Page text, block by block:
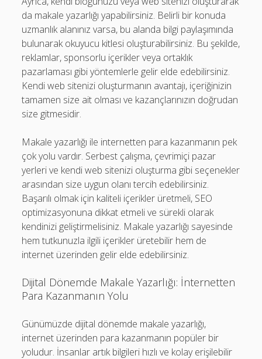
da makale yazarlığı yapabilirsiniz. Belirli bir konuda
uzmanlık alanınız varsa, bu alanda bilgi paylaşımında
bulunarak okuyucu kitlesi oluşturabilirsiniz. Bu şekilde,
reklamlar, sponsorlu içerikler veya ortaklık
pazarlaması gibi yöntemlerle gelir elde edebilirsiniz.
Kendi web sitenizi oluşturmanın avantajı, içeriğinizin
tamamen size ait olması ve kazançlarınızın doğrudan
size gitmesidir.
Makale yazarlığı ile internetten para kazanmanın pek
çok yolu vardır. Serbest çalışma, çevrimiçi pazar
yerleri ve kendi web sitenizi oluşturma gibi seçenekler
arasından size uygun olanı tercih edebilirsiniz.
Başarılı olmak için kaliteli içerikler üretmeli, SEO
optimizasyonuna dikkat etmeli ve sürekli olarak
kendinizi geliştirmelisiniz. Makale yazarlığı sayesinde
hem tutkunuzla ilgili içerikler üretebilir hem de
internet üzerinden gelir elde edebilirsiniz.
Dijital Dönemde Makale Yazarlığı: İnternetten
Para Kazanmanın Yolu
Günümüzde dijital dönemde makale yazarlığı,
internet üzerinden para kazanmanın popüler bir
yoludur. İnsanlar artık bilgileri hızlı ve kolay erişilebilir